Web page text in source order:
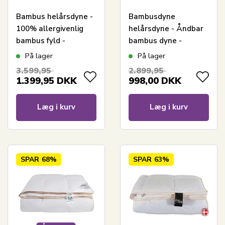
Bambus helårsdyne -
100% allergivenlig
bambus fyld -
200x220 cm - Nature
På lager
3.599,95
1.399,95 DKK
Læg i kurv
Bambusdyne
helårsdyne - Åndbar
bambus dyne -
200x220 cm - Nature
På lager
2.899,95
998,00 DKK
Læg i kurv
SPAR 68% SPAR 63%